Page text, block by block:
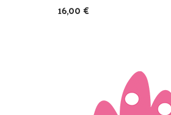
16,00 €